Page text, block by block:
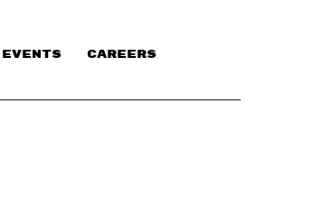
EVENTS CAREERS